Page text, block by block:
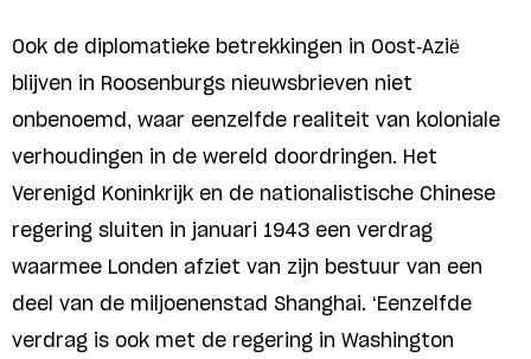
Ook de diplomatieke betrekkingen in Oost-Azië
blijven in Roosenburgs nieuwsbrieven niet
onbenoemd, waar eenzelfde realiteit van koloniale
verhoudingen in de wereld doordringen. Het
Verenigd Koninkrijk en de nationalistische Chinese
regering sluiten in januari 1943 een verdrag
waarmee Londen afziet van zijn bestuur van een
deel van de miljoenenstad Shanghai. ‘Eenzelfde
verdrag is ook met de regering in Washington